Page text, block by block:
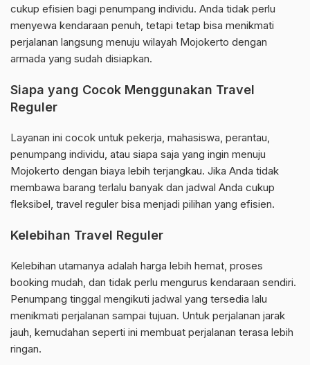
cukup efisien bagi penumpang individu. Anda tidak perlu
menyewa kendaraan penuh, tetapi tetap bisa menikmati
perjalanan langsung menuju wilayah Mojokerto dengan
armada yang sudah disiapkan.
Siapa yang Cocok Menggunakan Travel
Reguler
Layanan ini cocok untuk pekerja, mahasiswa, perantau,
penumpang individu, atau siapa saja yang ingin menuju
Mojokerto dengan biaya lebih terjangkau. Jika Anda tidak
membawa barang terlalu banyak dan jadwal Anda cukup
fleksibel, travel reguler bisa menjadi pilihan yang efisien.
Kelebihan Travel Reguler
Kelebihan utamanya adalah harga lebih hemat, proses
booking mudah, dan tidak perlu mengurus kendaraan sendiri.
Penumpang tinggal mengikuti jadwal yang tersedia lalu
menikmati perjalanan sampai tujuan. Untuk perjalanan jarak
jauh, kemudahan seperti ini membuat perjalanan terasa lebih
ringan.